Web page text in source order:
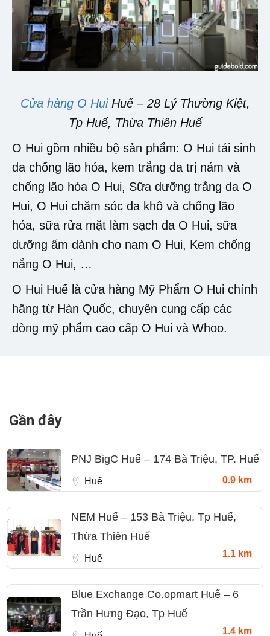
Cửa hàng O HuiHuế – 28 Lý Thường Kiệt,
Tp Huế, Thừa Thiên Huế
O Hui gồm nhiều bộ sản phẩm: O Hui tái sinh
da chống lão hóa, kem trắng da trị nám và
chống lão hóa O Hui, Sữa dưỡng trắng da O
Hui, O Hui chăm sóc da khô và chống lão
hóa, sữa rửa mặt làm sạch da O Hui, sữa
dưỡng ẩm dành cho nam O Hui, Kem chống
nắng O Hui, …
O Hui Huế là cửa hàng Mỹ Phẩm O Hui chính
hãng từ Hàn Quốc, chuyên cung cấp các
dòng mỹ phẩm cao cấp O Hui và Whoo.
Gần đây
PNJ BigC Huế – 174 Bà Triệu, TP. Huế
Huế 0.9 km
NEM Huế – 153 Bà Triệu, Tp Huế,
Thừa Thiên Huế
Huế 1.1 km
Blue Exchange Co.opmart Huế – 6
Trần Hưng Đạo, Tp Huế
1.4 km